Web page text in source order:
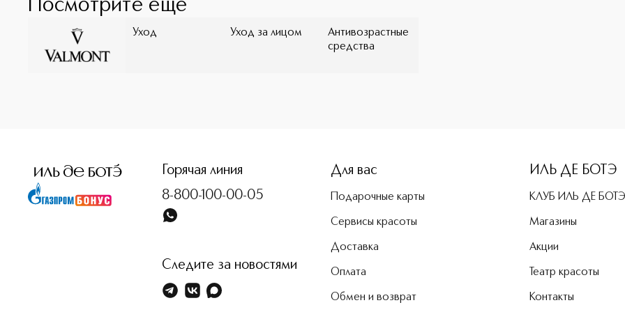
Посмотрите ещё
Уход Уход за лицом
Антивозрастные
средства
Горячая линия
8-800-100-00-05
Следите за новостями
Для вас
Подарочные карты
Сервисы красоты
Доставка
Оплата
Обмен и возврат
ИЛЬ ДЕ БОТЭ
КЛУБ ИЛЬ ДЕ БОТЭ
Магазины
Акции
Театр красоты
Контакты